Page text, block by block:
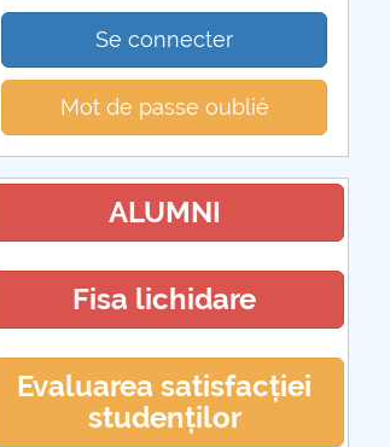
Se connecter
Mot de passe oublié
ALUMNI
Fisa lichidare
Evaluarea satisfacției
studenților